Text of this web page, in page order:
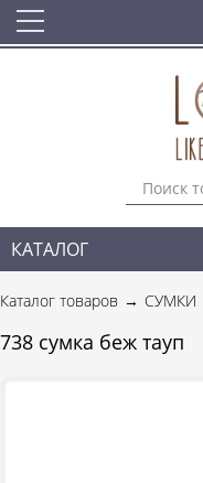
КАТАЛОГ
СУМКИ
ГОРОДСКИЕ РЮКЗАКИ
НОВИНКИ СУМОК И
Каталог товаров СУМКИ
738 сумка беж тауп